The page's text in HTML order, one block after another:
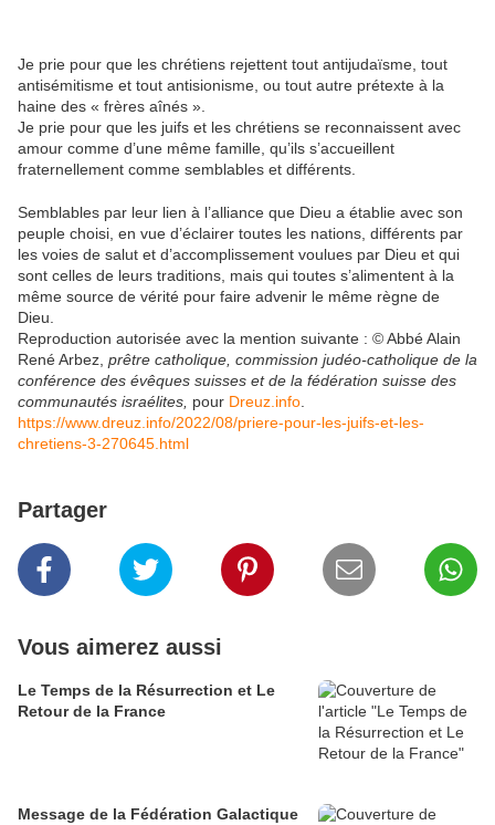
Je prie pour que les chrétiens rejettent tout antijudaïsme, tout
antisémitisme et tout antisionisme, ou tout autre prétexte à la
haine des « frères aînés ».
Je prie pour que les juifs et les chrétiens se reconnaissent avec
amour comme d’une même famille, qu’ils s’accueillent
fraternellement comme semblables et différents.
Semblables par leur lien à l’alliance que Dieu a établie avec son
peuple choisi, en vue d’éclairer toutes les nations, différents par
les voies de salut et d’accomplissement voulues par Dieu et qui
sont celles de leurs traditions, mais qui toutes s’alimentent à la
même source de vérité pour faire advenir le même règne de
Dieu.
Reproduction autorisée avec la mention suivante : © Abbé Alain
René Arbez, prêtre catholique, commission judéo-catholique de la
conférence des évêques suisses et de la fédération suisse des
communautés israélites, pour Dreuz.info
https://www.dreuz.info/2022/08/priere-pour-les-juifs-et-les-
chretiens-3-270645.html
Partager
Vous aimerez aussi
Le Temps de la Résurrection et Le
Retour de la France
Message de la Fédération Galactique